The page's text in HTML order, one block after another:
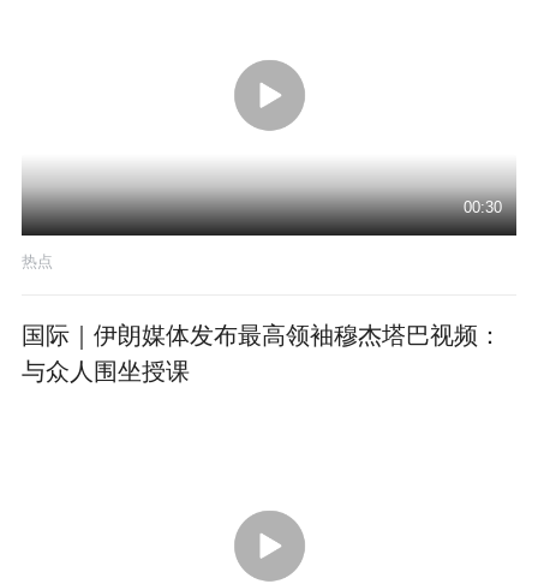
00:30
热点
国际｜伊朗媒体发布最高领袖穆杰塔巴视频：
与众人围坐授课